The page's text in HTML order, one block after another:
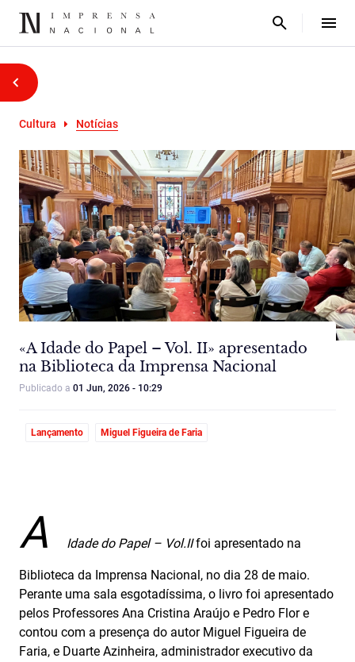
Cultura Notícias
«A Idade do Papel – Vol. II» apresentado
na Biblioteca da Imprensa Nacional
Publicado a 01 Jun, 2026 - 10:29
Lançamento Miguel Figueira de Faria
A Idade do Papel – Vol.IIfoi apresentado na
Biblioteca da Imprensa Nacional, no dia 28 de maio.
Perante uma sala esgotadíssima, o livro foi apresentado
pelos Professores Ana Cristina Araújo e Pedro Flor e
contou com a presença do autor Miguel Figueira de
Faria, e Duarte Azinheira, administrador executivo da